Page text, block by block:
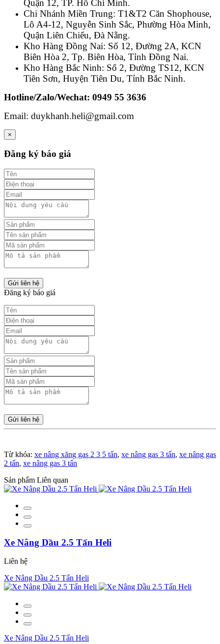
Quận 12, TP. Hồ Chí Minh.
Chi Nhánh Miền Trung: T1&T2 Căn Shophouse,
Lô A4-12, Nguyễn Sinh Sắc, Phường Hòa Minh,
Quận Liên Chiểu, Đà Nẵng.
Kho Hàng Đồng Nai: Số 12, Đường 2A, KCN
Biên Hòa 2, Tp. Biên Hòa, Tỉnh Đồng Nai.
Kho Hàng Bắc Ninh: Số 2, Đường TS12, KCN
Tiên Sơn, Huyện Tiên Du, Tỉnh Bắc Ninh.
Hotline/Zalo/Wechat: 0949 55 3636
Email: duykhanh.heli@gmail.com
×
Đăng ký báo giá
Gửi liên hệ
Đăng ký báo giá
Gửi liên hệ
Từ khóa: xe nâng xăng gas 2 3 5 tấn, xe nâng gas 3 tấn, xe nâng gas
2 tấn, xe nâng gas 3 tấn
Sản phẩm Liên quan
Xe Nâng Dầu 2.5 Tấn Heli
Liên hệ
Xe Nâng Dầu 2.5 Tấn Heli
Xe Nâng Dầu 2.5 Tấn Heli